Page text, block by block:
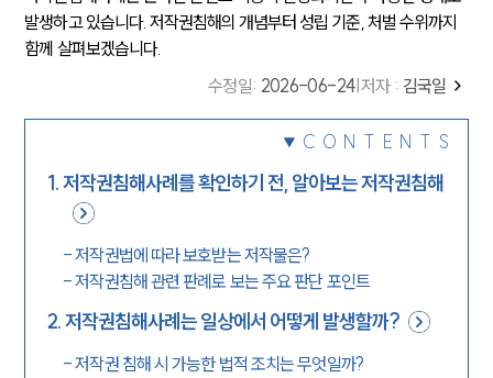
발생하고 있습니다. 저작권침해의 개념부터 성립 기준, 처벌 수위까지
함께 살펴보겠습니다.
수정일: 2026-06-24 저자 : 김국일
CONTENTS
1.저작권침해사례를 확인하기 전, 알아보는 저작권침해
-저작권법에 따라 보호받는 저작물은?
-저작권침해 관련 판례로 보는 주요 판단 포인트
2.저작권침해사례는 일상에서 어떻게 발생할까?
-저작권 침해 시 가능한 법적 조치는 무엇일까?